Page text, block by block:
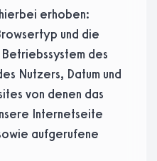
erhoben:
und die
des
Nutzers, Datum und
von denen das
Internetseite
aufgerufene